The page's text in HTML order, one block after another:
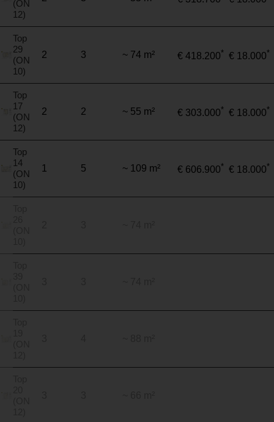
(ON
12)
Top
29
(ON
10)
2 3 ~ 74 m² € 418.200* € 18.000*
Top
17
(ON
12)
2 2 ~ 55 m² € 303.000* € 18.000*
Top
14
(ON
10)
1 5 ~ 109 m² € 606.900* € 18.000*